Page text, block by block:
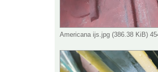
Americana ijs.jpg (386.38 KiB)